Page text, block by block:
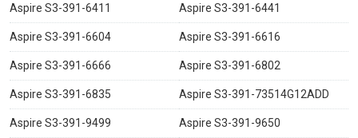
Aspire S3-391-6411 Aspire S3-391-6441
Aspire S3-391-6604 Aspire S3-391-6616
Aspire S3-391-6666 Aspire S3-391-6802
Aspire S3-391-6835 Aspire S3-391-73514G12ADD
Aspire S3-391-9499 Aspire S3-391-9650